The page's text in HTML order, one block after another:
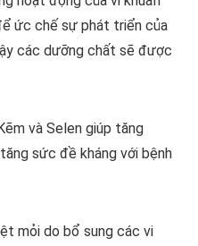
ức chế sự phát triển của
các dưỡng chất sẽ được
và Selen giúp tăng
sức đề kháng với bệnh
mỏi do bổ sung các vi